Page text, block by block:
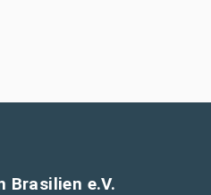
Brasilien e.V.